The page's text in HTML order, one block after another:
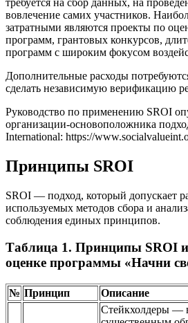
требуется на сбор данных, на
вовлечение самих участников.
затратными являются проекты по
программ, грантовых конкурсов,
программ с широким фокусом
Дополнительные расходы
сделать независимую верификацию
Руководство по применению SROI
организации-основоположника
International: https://
Принципы SROI
SROI — подход, который допускает
используемых методов сбора и
соблюдения единых принципов.
Таблица 1. Принципы SROI и
оценке программы «Начни
№ Принцип Описание
Стейкхолдеры —